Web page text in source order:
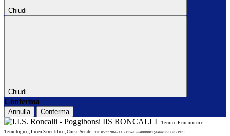
Chiudi
Chiudi
Conferma
Annulla Conferma
IIS RONCALLI
Tecnico Economico e
Tecnologico, Liceo Scientifico, Corso Serale
Tel: 0577 984711 • Email: siis00800x@istruzione.it • PEC: